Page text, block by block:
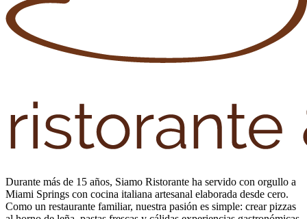
Durante más de 15 años, Siamo Ristorante ha servido con orgullo a
Miami Springs con cocina italiana artesanal elaborada desde cero.
Como un restaurante familiar, nuestra pasión es simple: crear pizzas